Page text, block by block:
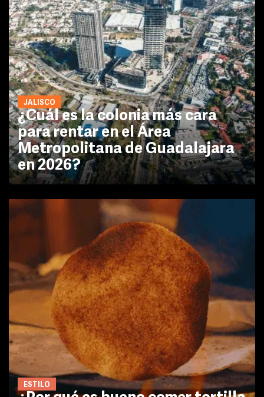
JALISCO
¿Cuál es la colonia más cara
para rentar en el Área
Metropolitana de Guadalajara
en 2026?
ESTILO